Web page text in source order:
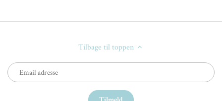
Tilbage til toppen